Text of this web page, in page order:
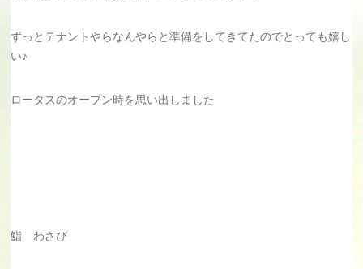
ずっとテナントやらなんやらと準備をしてきてたのでとっても嬉し
い♪
ロータスのオープン時を思い出しました
鮨 わさび